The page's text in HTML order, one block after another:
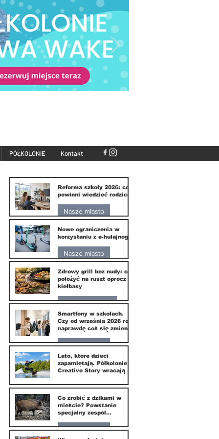
PÓŁKOLONIE Kontakt
Reforma szkoły 2026: co
powinni wiedzieć rodzice
Nasze miasto
10 lip
Nowe ograniczenia w
korzystaniu z e-hulajnóg
Nasze miasto
3 lip
Zdrowy grill bez nudy: co
położyć na ruszt oprócz
kiełbasy
Zdrowie i uroda
1 lip
Smartfony w szkołach.
Czy od września 2026 roku
naprawdę coś się zmieni?
Nasze miasto
1 lip
Lato, które dzieci
zapamiętają. Półkolonie
Creative Story wracają do
20 kwi
Co zrobić z dzikami w
mieście? Powstanie
specjalny zespół
Nasze miasto